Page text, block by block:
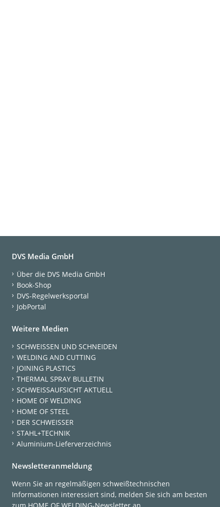
DVS Media GmbH
Über die DVS Media GmbH
Book-Shop
DVS-Regelwerksportal
JobPortal
Weitere Medien
SCHWEISSEN UND SCHNEIDEN
WELDING AND CUTTING
JOINING PLASTICS
THERMAL SPRAY BULLETIN
SCHWEISSAUFSICHT AKTUELL
HOME OF WELDING
HOME OF STEEL
DER SCHWEISSER
STAHL+TECHNIK
Aluminium-Lieferverzeichnis
Newsletteranmeldung
Wenn Sie an regelmäßigen schweißtechnischen
Informationen interessiert sind, melden Sie sich am besten